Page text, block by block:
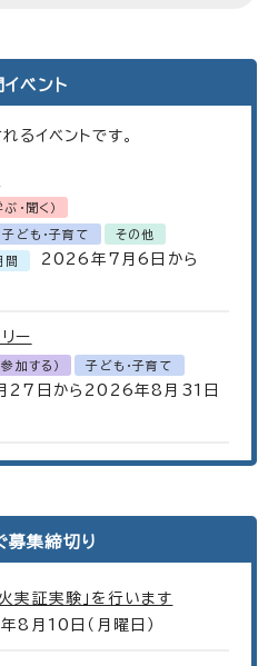
ベント
るイベントです。
・聞く）
子ども・子育て その他
間
2026年7月6日から
ー
加する） 子ども・子育て
27日から2026年8月31日
募集締切り
実証実験」を行います
8月10日（月曜日）